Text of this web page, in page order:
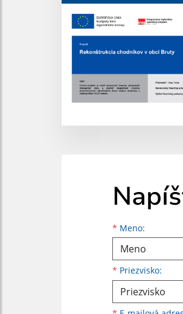
* Meno:
Meno
* Priezvisko:
Priezvisko
E-mailová adresa